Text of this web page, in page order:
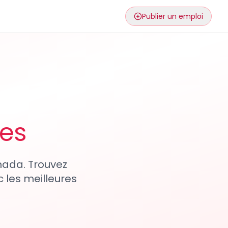
Publier un emploi
Trouvez
les meilleures